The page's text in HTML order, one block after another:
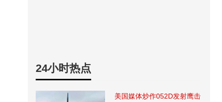
24小时热点
美国媒体炒作052D发射鹰击